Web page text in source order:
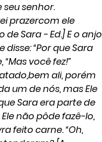
seu senhor.
prazercom ele
Sara - Ed.] E o anjo
“Por que Sara
“Mas você fez!”
ali, porém
um de nós, mas Ele
Sara era parte de
não pôde fazê-lo,
feito carne. “Oh,